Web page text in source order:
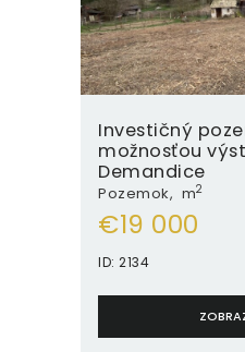
Investičný
možnosťou
Demandice
Pozemok m2
€19 000
ID: 2134